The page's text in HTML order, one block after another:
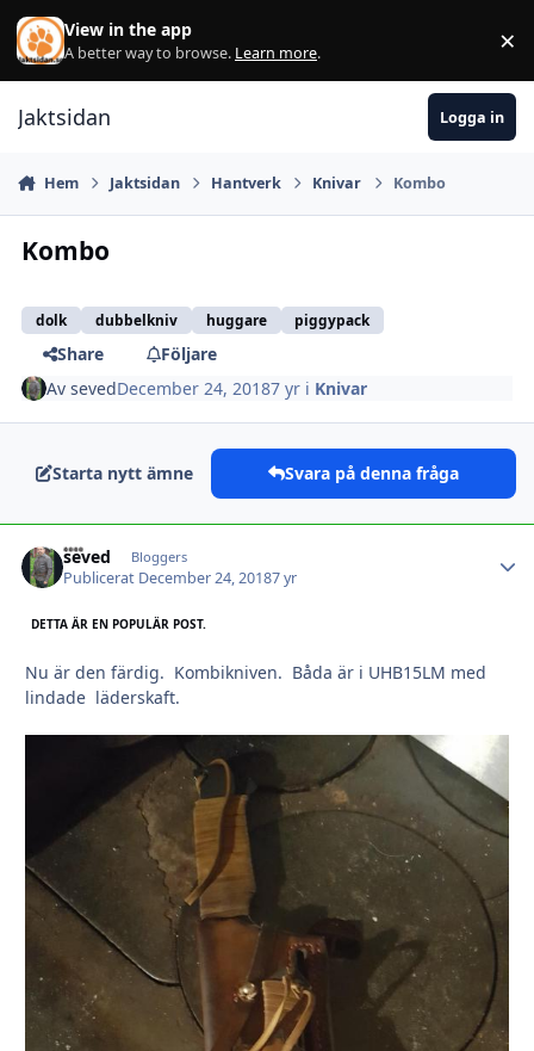
Hoppa till innehåll
View in the app
A better way to browse. Learn more. ×
Jaktsidan Logga in
Hem Jaktsidan Hantverk Knivar Kombo
Kombo
dolk dubbelkniv huggare piggypack
Share
Följare
AvsevedDecember 24, 20187 yr i Knivar
Starta nytt ämne Svara på denna fråga
seved Bloggers
Publicerat December 24, 20187 yr
DETTA ÄR EN POPULÄR POST.
Nu är den färdig. Kombikniven. Båda är i UHB15LM med
lindade läderskaft.